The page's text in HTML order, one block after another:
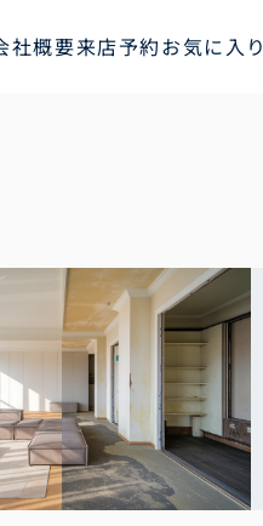
社概要来店予約お気に入り